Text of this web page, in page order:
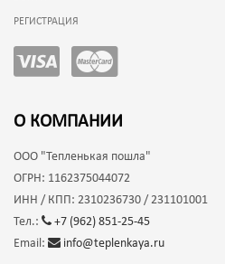
РЕГИСТРАЦИЯ
О КОМПАНИИ
ООО "Тепленькая пошла"
ОГРН: 1162375044072
ИНН / КПП: 2310236730 / 231101001
Тел.:
+7 (962) 851-25-45
Email:
info@teplenkaya.ru